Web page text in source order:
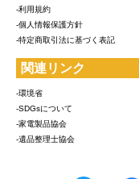
-利用規約
-個人情報保護方針
-特定商取引法に基づく表記
関連リンク
-環境省
-SDGsについて
-家電製品協会
-遺品整理士協会